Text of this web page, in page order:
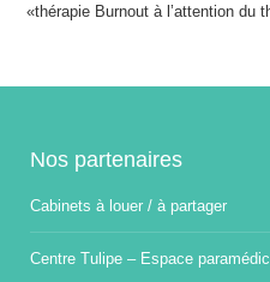
«thérapie Burnout à l’attention du
Nos partenaires
Cabinets à louer / à partager
Centre Tulipe – Espace